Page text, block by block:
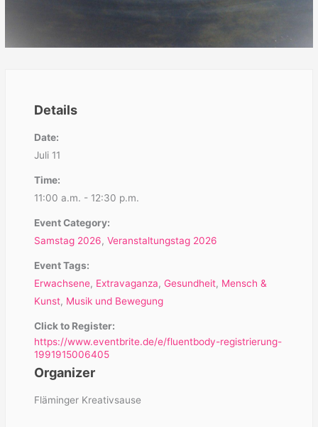
Details
Date:
Juli 11
Time:
11:00 a.m. - 12:30 p.m.
Event Category:
Samstag 2026,Veranstaltungstag 2026
Event Tags:
Erwachsene, Extravaganza,Gesundheit, Mensch &
Kunst, Musik und Bewegung
Click to Register:
https://www.eventbrite.de/e/fluentbody-registrierung-
1991915006405
Organizer
Fläminger Kreativsause